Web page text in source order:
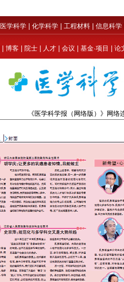
医学科学 化学科学 工程材料 信息科学
博客 院士 人才 会议 基金·项目 论
《医学科学报（网络版）